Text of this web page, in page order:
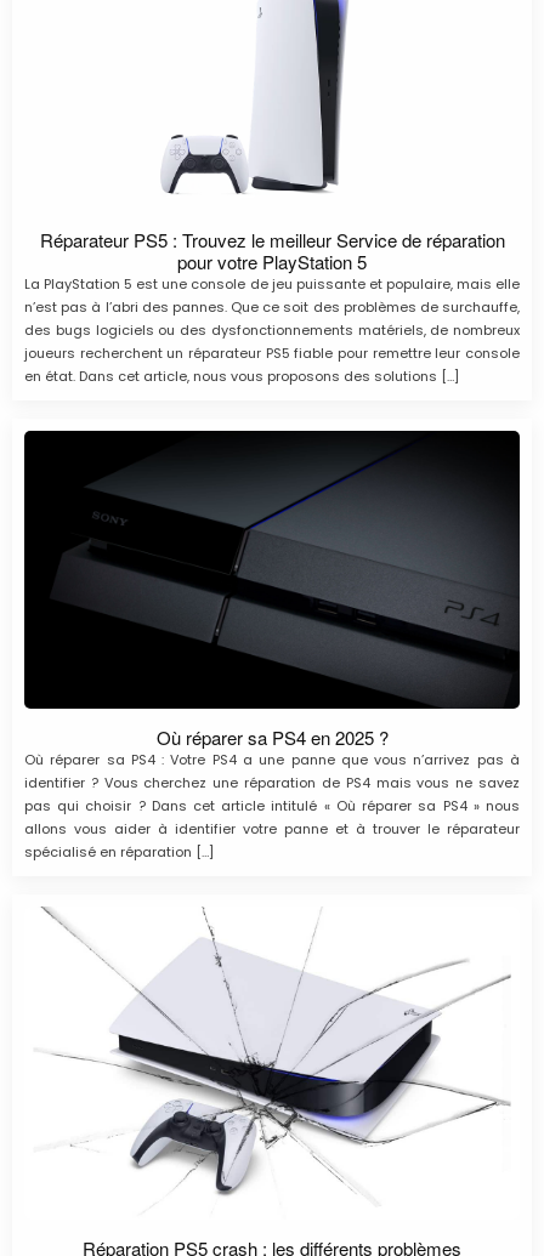
Réparateur PS5 : Trouvez le meilleur Service de réparation
pour votre PlayStation 5
La PlayStation 5 est une console de jeu puissante et populaire, mais elle
n’est pas à l’abri des pannes. Que ce soit des problèmes de surchauffe,
des bugs logiciels ou des dysfonctionnements matériels, de nombreux
joueurs recherchent un réparateur PS5 fiable pour remettre leur console
en état. Dans cet article, nous vous proposons des solutions […]
Où réparer sa PS4 en 2025 ?
Où réparer sa PS4 : Votre PS4 a une panne que vous n’arrivez pas à
identifier ? Vous cherchez une réparation de PS4 mais vous ne savez
pas qui choisir ? Dans cet article intitulé « Où réparer sa PS4 » nous
allons vous aider à identifier votre panne et à trouver le réparateur
spécialisé en réparation […]
Réparation PS5 crash : les différents problèmes